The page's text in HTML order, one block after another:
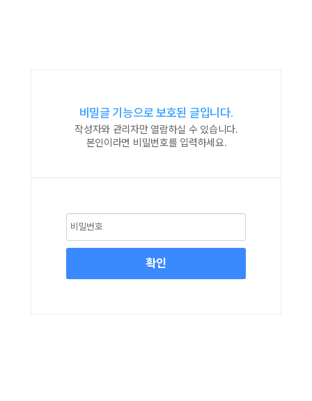
비밀글 기능으로 보호된 글입니다.
작성자와 관리자만 열람하실 수 있습니다.
본인이라면 비밀번호를 입력하세요.